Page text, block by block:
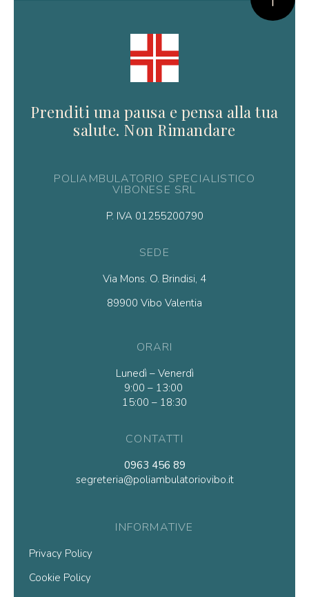
Prenditi una pausa e pensa alla tua
salute. Non Rimandare
POLIAMBULATORIO SPECIALISTICO
VIBONESE SRL
P. IVA 01255200790
SEDE
Via Mons. O. Brindisi, 4
89900 Vibo Valentia
ORARI
Lunedì – Venerdì
9:00 – 13:00
15:00 – 18:30
CONTATTI
0963 456 89
segreteria@poliambulatoriovibo.it
INFORMATIVE
Privacy Policy
Cookie Policy